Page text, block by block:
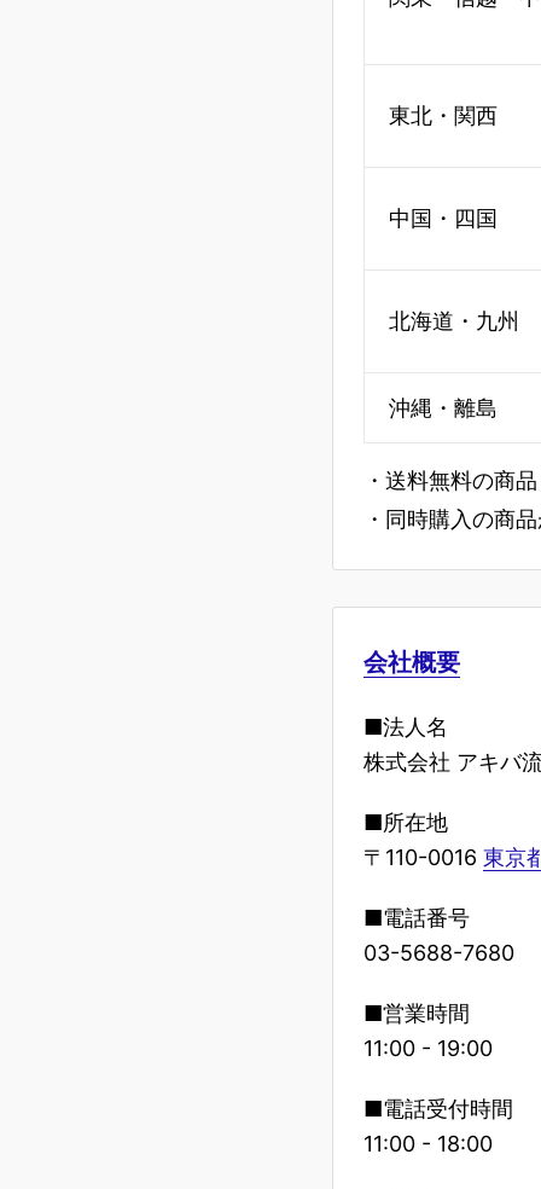
東北・関西
中国・四国
北海道・九州
沖縄・離島
・送料無料の商
・同時購入の商
会社概要
■法人名
株式会社 アキバ
■所在地
〒110-0016 東京
■電話番号
03-5688-7680
■営業時間
11:00 - 19:00
■電話受付時間
11:00 - 18:00